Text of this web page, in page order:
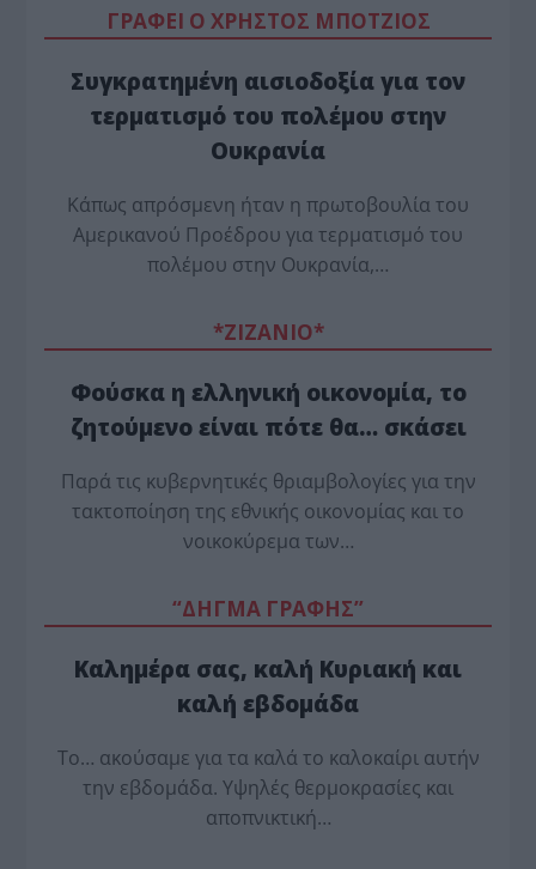
ΓΡΑΦΕΙ Ο ΧΡΗΣΤΟΣ ΜΠΟΤΖΙΟΣ
Συγκρατημένη αισιοδοξία για τον
τερματισμό του πολέμου στην
Ουκρανία
Κάπως απρόσμενη ήταν η πρωτοβουλία του
Αμερικανού Προέδρου για τερματισμό του
πολέμου στην Ουκρανία,…
*ZΙΖΑΝΙΟ*
Φούσκα η ελληνική οικονομία, το
ζητούμενο είναι πότε θα… σκάσει
Παρά τις κυβερνητικές θριαμβολογίες για την
τακτοποίηση της εθνικής οικονομίας και το
νοικοκύρεμα των…
“ΔΗΓΜΑ ΓΡΑΦΗΣ”
Καλημέρα σας, καλή Κυριακή και
καλή εβδομάδα
Το… ακούσαμε για τα καλά το καλοκαίρι αυτήν
την εβδομάδα. Υψηλές θερμοκρασίες και
αποπνικτική…